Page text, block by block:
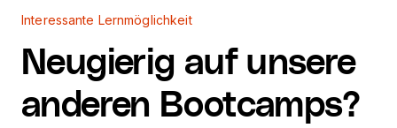
Interessante Lernmöglichkeit
Neugierig auf unsere
anderen Bootcamps?